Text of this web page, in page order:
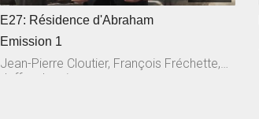
E27: Résidence d'Abraham
Emission 1
Jean-Pierre Cloutier, François Fréchette,
Jeffrey Laurin